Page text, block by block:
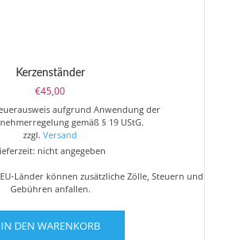
Kerzenständer
€45,00
aufgrund Anwendung der
gemäß § 19 UStG.
zzgl. Versand
nicht angegeben
Länder können zusätzliche Zölle, Steuern und
Gebühren anfallen.
IN DEN WARENKORB